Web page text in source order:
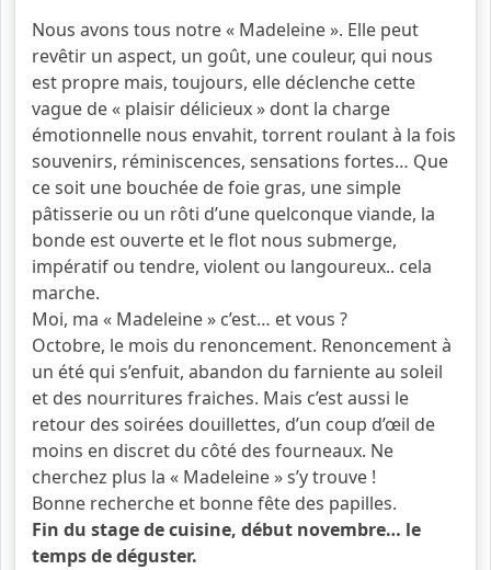
Nous avons tous notre « Madeleine ». Elle peut
revêtir un aspect, un goût, une couleur, qui nous
est propre mais, toujours, elle déclenche cette
vague de « plaisir délicieux » dont la charge
émotionnelle nous envahit, torrent roulant à la fois
souvenirs, réminiscences, sensations fortes… Que
ce soit une bouchée de foie gras, une simple
pâtisserie ou un rôti d’une quelconque viande, la
bonde est ouverte et le flot nous submerge,
impératif ou tendre, violent ou langoureux.. cela
marche.
Moi, ma « Madeleine » c’est… et vous ?
Octobre, le mois du renoncement. Renoncement à
un été qui s’enfuit, abandon du farniente au soleil
et des nourritures fraiches. Mais c’est aussi le
retour des soirées douillettes, d’un coup d’œil de
moins en discret du côté des fourneaux. Ne
cherchez plus la « Madeleine » s’y trouve !
Bonne recherche et bonne fête des papilles.
Fin du stage de cuisine, début novembre… le
temps de déguster.